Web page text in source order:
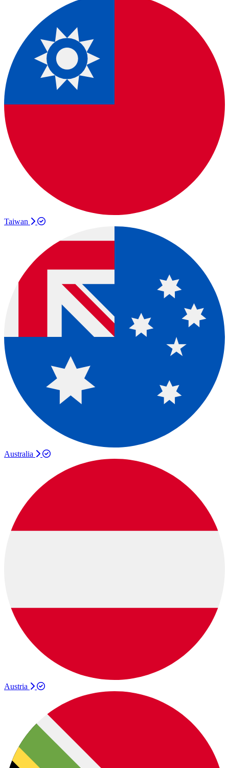
Taiwan
Australia
Austria